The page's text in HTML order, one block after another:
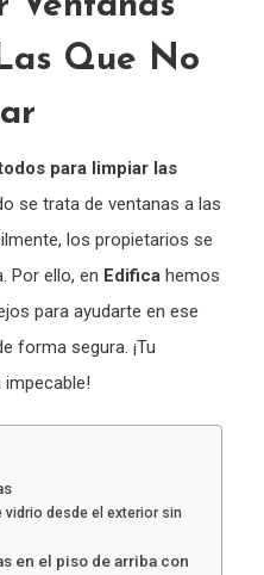
Que No
para limpiar las
se trata de ventanas a las
los propietarios se
Por ello, en Edifica hemos
para ayudarte en ese
forma segura. ¡Tu
impecable!
vidrio desde el exterior sin
en el piso de arriba con